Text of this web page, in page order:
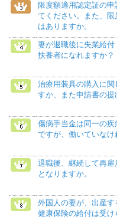
限度額適用認定証の
てください。また、
はありますか。
妻が退職後に失業給
扶養者になれますか？
治療用装具の購入に
すか、また申請書の提
傷病手当金は同一の
ですが、働いていなけ
退職後、継続して再
となりますか。
外国人の妻が、出産す
健康保険の給付は受け